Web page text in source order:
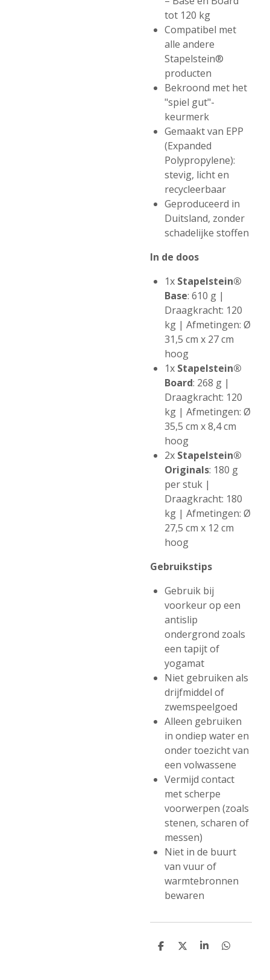
tot 120 kg
Compatibel met
alle andere
Stapelstein®
producten
Bekroond met het
"spiel gut"-
keurmerk
Gemaakt van EPP
(Expanded
Polypropylene):
stevig, licht en
recycleerbaar
Geproduceerd in
Duitsland, zonder
schadelijke stoffen
In de doos
1x Stapelstein®
Base: 610 g |
Draagkracht: 120
kg | Afmetingen: Ø
31,5 cm x 27 cm
hoog
1x Stapelstein®
Board: 268 g |
Draagkracht: 120
kg | Afmetingen: Ø
35,5 cm x 8,4 cm
hoog
2x Stapelstein®
Originals: 180 g
per stuk |
Draagkracht: 180
kg | Afmetingen: Ø
27,5 cm x 12 cm
hoog
Gebruikstips
Gebruik bij
voorkeur op een
antislip
ondergrond zoals
een tapijt of
yogamat
Niet gebruiken als
drijfmiddel of
zwemspeelgoed
Alleen gebruiken
in ondiep water en
onder toezicht van
een volwassene
Vermijd contact
met scherpe
voorwerpen (zoals
stenen, scharen of
messen)
Niet in de buurt
van vuur of
warmtebronnen
bewaren
D
D
S
D